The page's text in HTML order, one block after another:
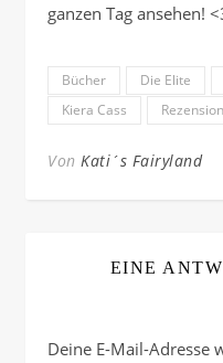
ganzen Tag ansehen!
Bücher Die Elite
Kiera Cass
Rezension
Von Kati´s Fairyland
EINE
Deine E-Mail-Adresse